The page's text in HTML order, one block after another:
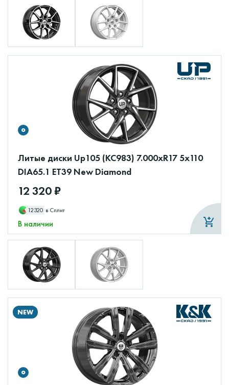
Литые диски Up105 (КС983) 7.000xR17 5x110
DIA65.1 ET39 New Diamond
12 320 ₽
12320 в Сплит
В наличии
NEW